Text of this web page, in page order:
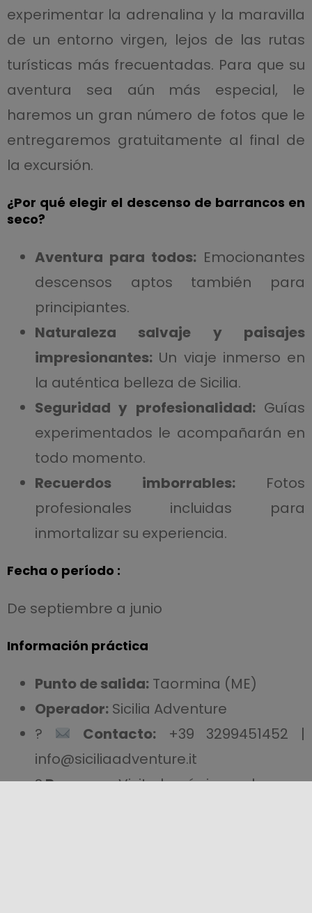
experimentar la adrenalina y la maravilla
de un entorno virgen, lejos de las rutas
turísticas más frecuentadas. Para que su
aventura sea aún más especial, le
haremos un gran número de fotos que le
entregaremos gratuitamente al final de
la excursión.
¿Por qué elegir el descenso de barrancos en
seco?
Aventura para todos: Emocionantes
descensos aptos también para
principiantes.
Naturaleza salvaje y paisajes
impresionantes:Un viaje inmerso en
la auténtica belleza de Sicilia.
Seguridad y profesionalidad:Guías
experimentados le acompañarán en
todo momento.
Recuerdos imborrables:Fotos
profesionales incluidas para
inmortalizar su experiencia.
Fecha o período :
De septiembre a junio
Información práctica
Punto de salida:Taormina (ME)
Operador:Sicilia Adventure
?
Contacto: +39 3299451452 |
info@siciliaadventure.it
?Reservas:Visita la página web